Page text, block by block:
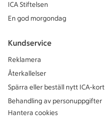
ICA Stiftelsen
En god morgondag
Kundservice
Reklamera
Återkallelser
Spärra eller beställ nytt ICA-kort
Behandling av personuppgifter
Hantera cookies